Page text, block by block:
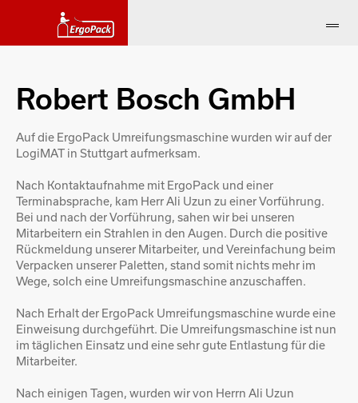
Robert Bosch GmbH
Auf die ErgoPack Umreifungsmaschine wurden wir auf der
LogiMAT in Stuttgart aufmerksam.
Nach Kontaktaufnahme mit ErgoPack und einer
Terminabsprache, kam Herr Ali Uzun zu einer Vorführung.
Bei und nach der Vorführung, sahen wir bei unseren
Mitarbeitern ein Strahlen in den Augen. Durch die positive
Rückmeldung unserer Mitarbeiter, und Vereinfachung beim
Verpacken unserer Paletten, stand somit nichts mehr im
Wege, solch eine Umreifungsmaschine anzuschaffen.
Nach Erhalt der ErgoPack Umreifungsmaschine wurde eine
Einweisung durchgeführt. Die Umreifungsmaschine ist nun
im täglichen Einsatz und eine sehr gute Entlastung für die
Mitarbeiter.
Nach einigen Tagen, wurden wir von Herrn Ali Uzun